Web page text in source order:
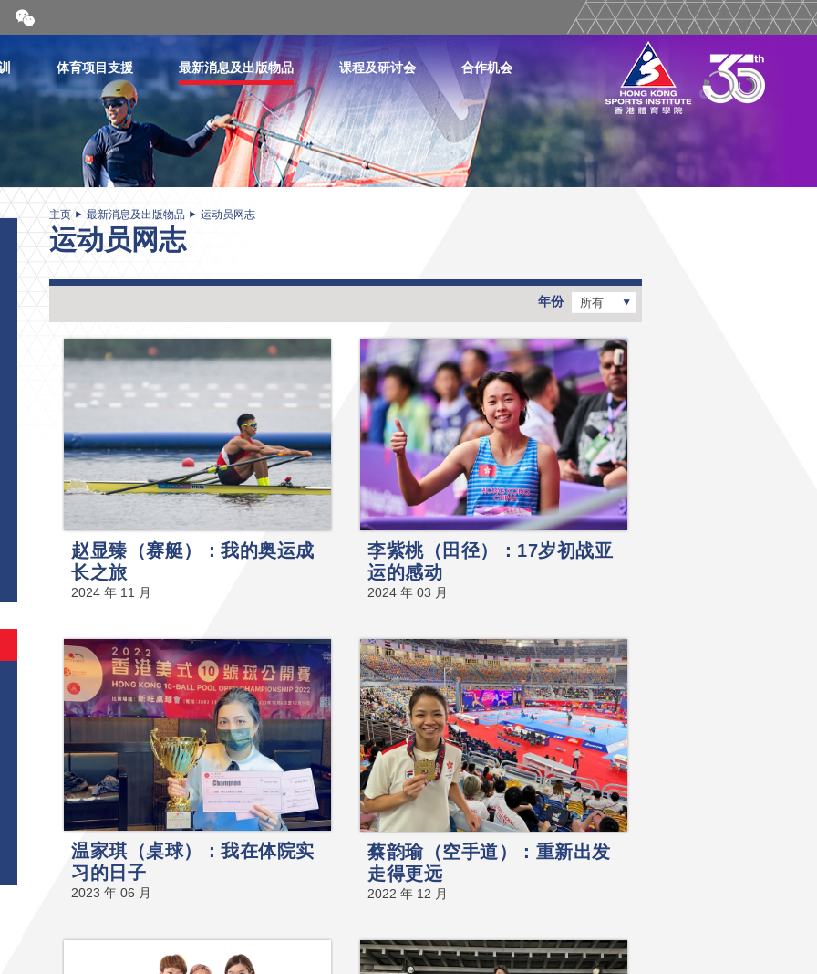
开
合
维
体育项目支援 最新消息及出版物品 课程及研讨会 合作机会
主页 最新消息及出版物品 运动员网志
运动员网志
年份 所有
赵显臻（赛艇）：我的奥运成
长之旅
2024 年 11 月
李紫桃（田径）：17岁初战亚
运的感动
2024 年 03 月
温家琪（桌球）：我在体院实
习的日子
2023 年 06 月
蔡韵瑜（空手道）：重新出发
走得更远
2022 年 12 月